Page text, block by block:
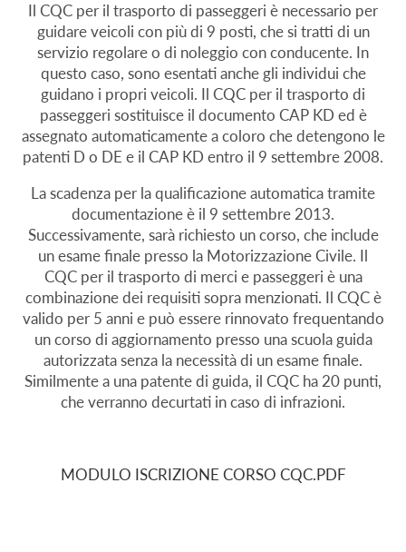
Il CQC per il trasporto di passeggeri è necessario per
guidare veicoli con più di 9 posti, che si tratti di un
servizio regolare o di noleggio con conducente. In
questo caso, sono esentati anche gli individui che
guidano i propri veicoli. Il CQC per il trasporto di
passeggeri sostituisce il documento CAP KD ed è
assegnato automaticamente a coloro che detengono le
patenti D o DE e il CAP KD entro il 9 settembre 2008.
La scadenza per la qualificazione automatica tramite
documentazione è il 9 settembre 2013.
Successivamente, sarà richiesto un corso, che include
un esame finale presso la Motorizzazione Civile. Il
CQC per il trasporto di merci e passeggeri è una
combinazione dei requisiti sopra menzionati. Il CQC è
valido per 5 anni e può essere rinnovato frequentando
un corso di aggiornamento presso una scuola guida
autorizzata senza la necessità di un esame finale.
Similmente a una patente di guida, il CQC ha 20 punti,
che verranno decurtati in caso di infrazioni.
MODULO ISCRIZIONE CORSO CQC.PDF